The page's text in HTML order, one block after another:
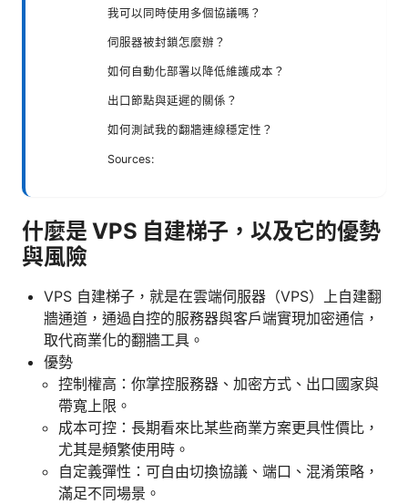
我可以同時使用多個協議嗎？
伺服器被封鎖怎麼辦？
如何自動化部署以降低維護成本？
出口節點與延遲的關係？
如何測試我的翻牆連線穩定性？
Sources:
什麼是 VPS 自建梯子，以及它的優勢
與風險
VPS 自建梯子，就是在雲端伺服器（VPS）上自建翻
牆通道，通過自控的服務器與客戶端實現加密通信，
取代商業化的翻牆工具。
優勢
控制權高：你掌控服務器、加密方式、出口國家與
帶寬上限。
成本可控：長期看來比某些商業方案更具性價比，
尤其是頻繁使用時。
自定義彈性：可自由切換協議、端口、混淆策略，
滿足不同場景。